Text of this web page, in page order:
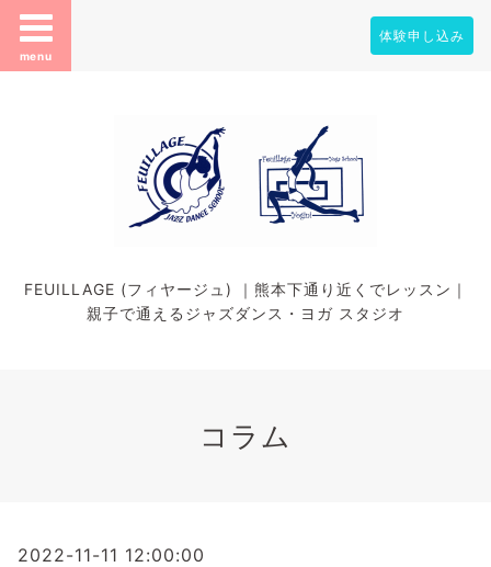
menu
体験申し込み
FEUILLAGE (フィヤージュ) ｜熊本下通り近くでレッスン｜
親子で通えるジャズダンス・ヨガ スタジオ
コラム
2022-11-11 12:00:00